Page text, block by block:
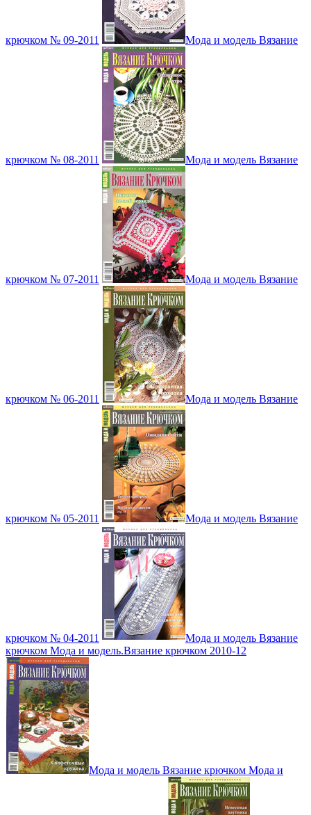
крючком № 09-2011 Мода и модель Вязание
крючком № 08-2011 Мода и модель Вязание
крючком № 07-2011 Мода и модель Вязание
крючком № 06-2011 Мода и модель Вязание
крючком № 05-2011 Мода и модель Вязание
крючком № 04-2011
Мода и модель Вязание
крючком Мода и модель.Вязание крючком 2010-12
Мода и модель Вязание крючком Мода и